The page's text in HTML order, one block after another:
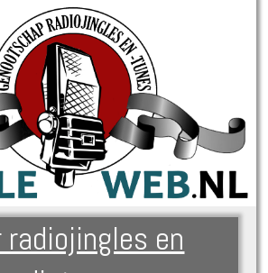
radiojingles en